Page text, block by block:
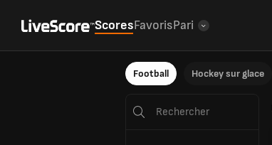
ScoresFavorisPari
Football Hockey sur glace